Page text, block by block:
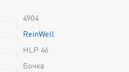
4904
ReinWell
HLP 46
Бочка